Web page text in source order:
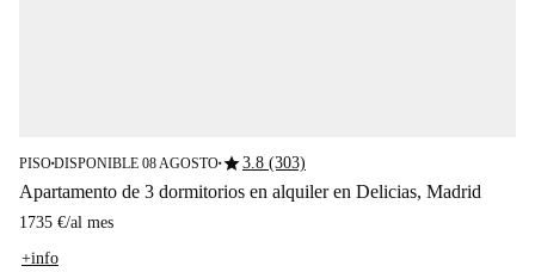
PISO■DISPONIBLE 08 AGOSTO■star3.8 (303)
Apartamento de 3 dormitorios en alquiler en Delicias, Madrid
1735 €/al mes
+info